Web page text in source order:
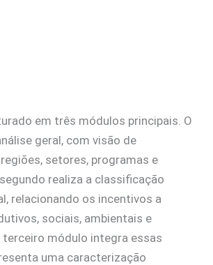
em três módulos principais. O
geral, com visão de
setores, programas e
realiza a classificação
relacionando os incentivos a
sociais, ambientais e
módulo integra essas
uma caracterização